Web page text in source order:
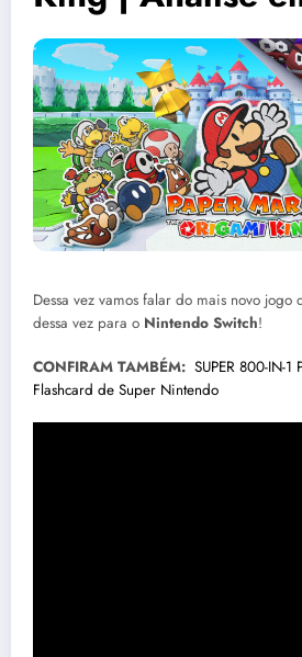
Dessa vez vamos falar do mais novo jogo
dessa vez para o Nintendo Switch!
CONFIRAM TAMBÉM: SUPER 800-IN-
Flashcard de Super Nintendo